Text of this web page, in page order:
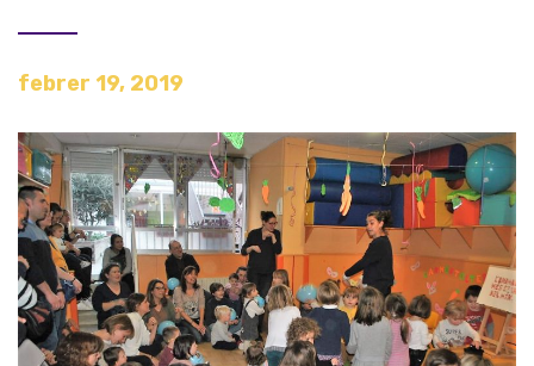
febrer 19, 2019